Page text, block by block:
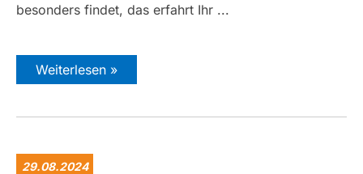
besonders findet, das erfahrt Ihr ...
Weiterlesen »
29.08.2024